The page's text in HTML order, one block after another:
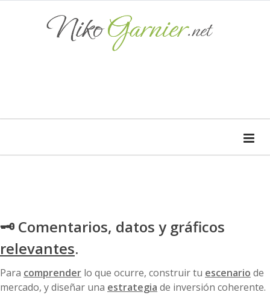
🗝 Comentarios, datos y gráficos
relevantes.
Para comprender lo que ocurre, construir tu escenario de
mercado, y diseñar una estrategia de inversión coherente.